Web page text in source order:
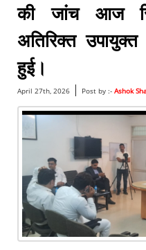
की जांच आज
अतिरिक्त
हुई।
April 27th, 2026| Post by :- Ashok